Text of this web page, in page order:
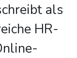
als
HR-